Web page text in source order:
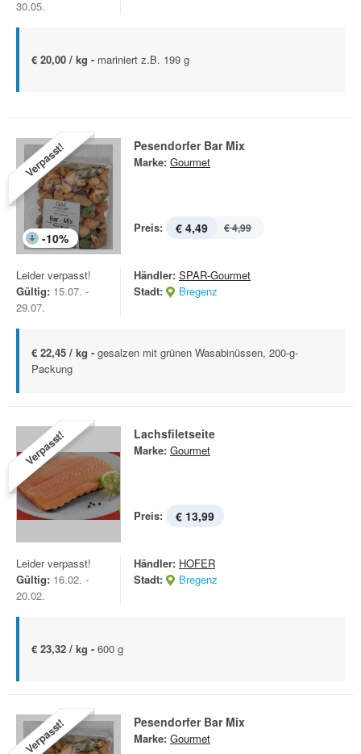
30.05.
€ 20,00 / kg - mariniert z.B. 199 g
Verpasst!
-10%
Pesendorfer Bar Mix
Marke: Gourmet
Preis: € 4,49 € 4,99
Leider verpasst!
Gültig: 15.07. -
29.07.
Händler: SPAR-Gourmet
Stadt:
Bregenz
€ 22,45 / kg - gesalzen mit grünen Wasabinüssen, 200-g-
Packung
Verpasst! Lachsfiletseite
Marke: Gourmet
Preis: € 13,99
Leider verpasst!
Gültig: 16.02. -
20.02.
Händler: HOFER
Stadt:
Bregenz
€ 23,32 / kg - 600 g
Verpasst! Pesendorfer Bar Mix
Marke: Gourmet